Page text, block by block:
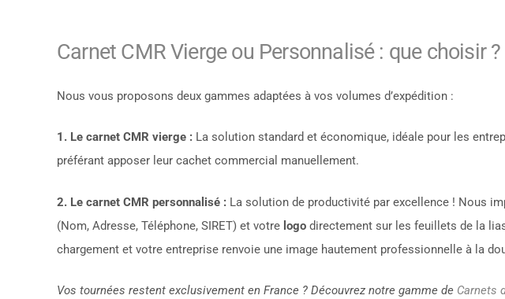
Carnet CMR Vierge ou Personnalisé : que choisir ?
Nous vous proposons deux gammes adaptées à vos volumes d’expédition :
1. Le carnet CMR vierge : La solution standard et économique, idéale pour les
préférant apposer leur cachet commercial manuellement.
2. Le carnet CMR personnalisé : La solution de productivité par excellence ! Nous
(Nom, Adresse, Téléphone, SIRET) et votre logo directement sur les feuillets de la
chargement et votre entreprise renvoie une image hautement professionnelle à la
Vos tournées restent exclusivement en France ? Découvrez notre gamme de Carnets